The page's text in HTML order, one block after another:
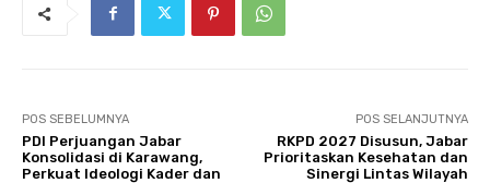
POS SEBELUMNYA
PDI Perjuangan Jabar
Konsolidasi di Karawang,
Perkuat Ideologi Kader dan
POS SELANJUTNYA
RKPD 2027 Disusun, Jabar
Prioritaskan Kesehatan dan
Sinergi Lintas Wilayah